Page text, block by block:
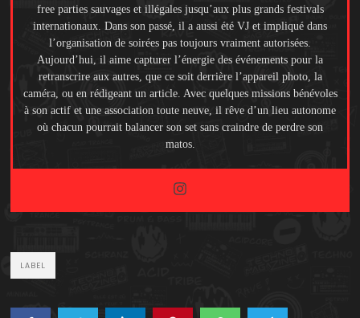
free parties sauvages et illégales jusqu’aux plus grands festivals
internationaux. Dans son passé, il a aussi été VJ et impliqué dans
l’organisation de soirées pas toujours vraiment autorisées.
Aujourd’hui, il aime capturer l’énergie des événements pour la
retranscrire aux autres, que ce soit derrière l’appareil photo, la
caméra, ou en rédigeant un article. Avec quelques missions bénévoles
à son actif et une association toute neuve, il rêve d’un lieu autonome
où chacun pourrait balancer son set sans craindre de perdre son
matos.
LABEL